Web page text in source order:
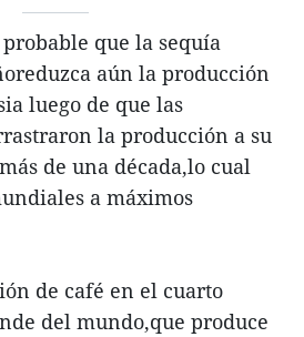
que la sequía
aún la producción
luego de que las
la producción a su
de una década,lo cual
a máximos
de café en el cuarto
del mundo,que produce